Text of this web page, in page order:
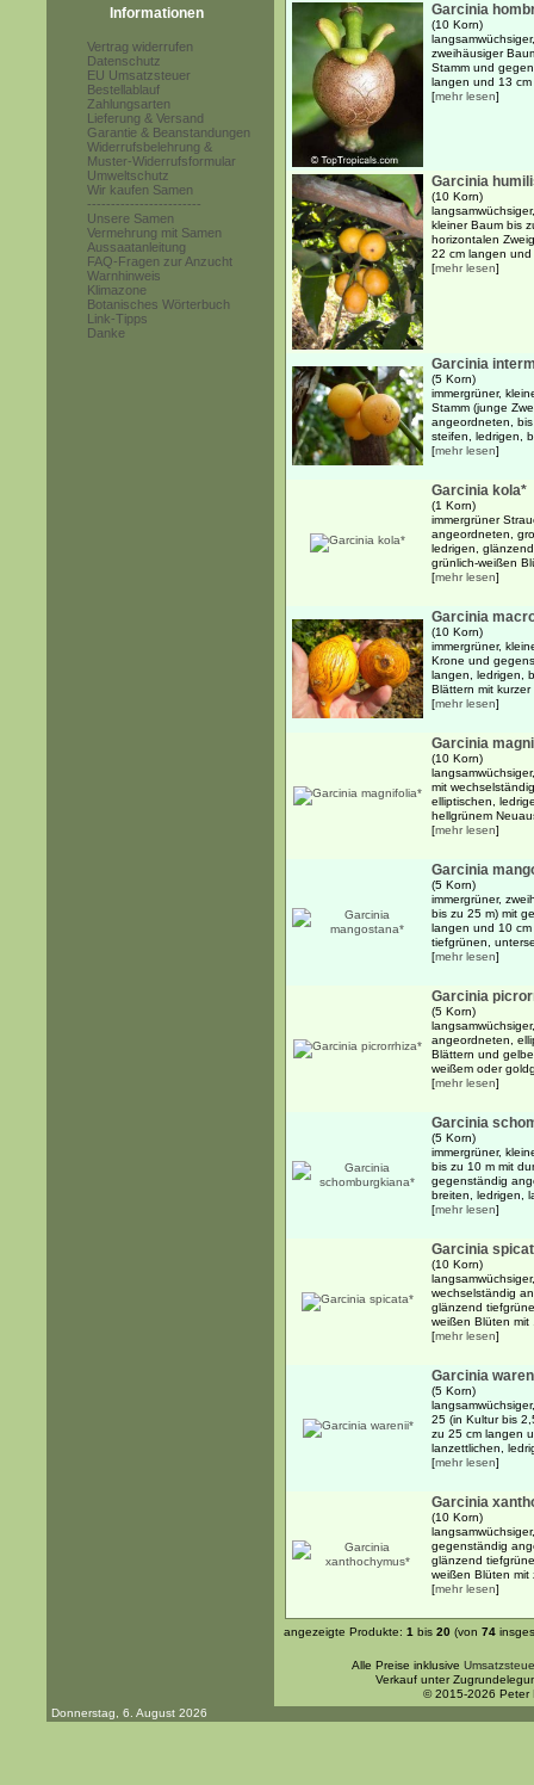
Informationen
Vertrag widerrufen
Datenschutz
EU Umsatzsteuer
Bestellablauf
Zahlungsarten
Lieferung & Versand
Garantie & Beanstandungen
Widerrufsbelehrung &
Muster-Widerrufsformular
Umweltschutz
Wir kaufen Samen
------------------------
Unsere Samen
Vermehrung mit Samen
Aussaatanleitung
FAQ-Fragen zur Anzucht
Warnhinweis
Klimazone
Botanisches Wörterbuch
Link-Tipps
Danke
Garcinia
(10 Korn)
zweihäusiger
Stamm und
langen und 13
[mehr lesen]
Garcinia
(10 Korn)
kleiner Baum bis
horizontalen
22 cm langen
[mehr lesen]
Garcinia
(5 Korn)
immergrüner,
Stamm (junge
angeordneten,
steifen, ledrigen,
[mehr lesen]
Garcinia kola*
(1 Korn)
immergrüner
angeordneten,
ledrigen,
grünlich-weißen
[mehr lesen]
Garcinia
(10 Korn)
immergrüner,
Krone und
langen, ledrigen,
Blättern mit
[mehr lesen]
Garcinia
(10 Korn)
mit
elliptischen,
hellgrünem
[mehr lesen]
Garcinia
(5 Korn)
immergrüner,
bis zu 25 m) mit
langen und 10
tiefgrünen,
[mehr lesen]
Garcinia
(5 Korn)
angeordneten,
Blättern und
weißem oder
[mehr lesen]
Garcinia
(5 Korn)
immergrüner,
bis zu 10 m mit
gegenständig
breiten, ledrigen,
[mehr lesen]
Garcinia
(10 Korn)
wechselständig
glänzend
weißen Blüten mit
[mehr lesen]
Garcinia
(5 Korn)
25 (in Kultur bis
zu 25 cm langen
lanzettlichen,
[mehr lesen]
Garcinia
(10 Korn)
gegenständig
glänzend
weißen Blüten mit
[mehr lesen]
angezeigte Produkte: 1 bis 20 (von 74
Alle Preise inklusive
Verkauf unter
© 2015-2026 Peter
Donnerstag, 6. August 2026